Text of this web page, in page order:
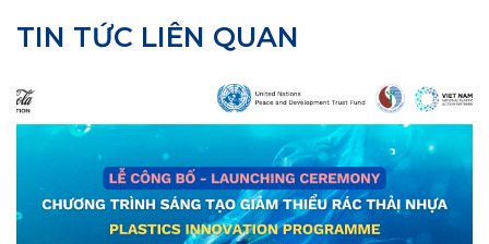
TIN TỨC LIÊN QUAN